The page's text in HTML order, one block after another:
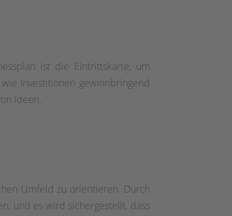
ist die Eintrittskarte, um
Investitionen gewinnbringend
Ideen.
Umfeld zu orientieren. Durch
und es wird sichergestellt, dass